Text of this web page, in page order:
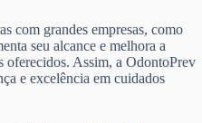
com grandes empresas, como
seu alcance e melhora a
oferecidos. Assim, a OdontoPrev
e excelência em cuidados